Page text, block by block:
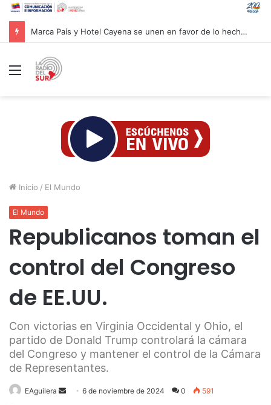
Marca País y Hotel Cayena se unen en favor de lo hecho en Venezuela
Menú
Inicio / El Mundo
El Mundo
Republicanos toman el
control del Congreso
de EE.UU.
Con victorias en Virginia Occidental y Ohio, el
partido de Donald Trump controlará la cámara
del Congreso y mantener el control de la Cámara
de Representantes.
EAguilera
Send6 de noviembre de 2024 0 591